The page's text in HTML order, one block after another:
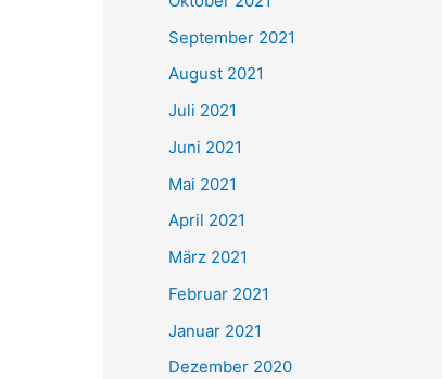
n
h
:
September 2021
August 2021
Juli 2021
Juni 2021
Mai 2021
April 2021
März 2021
Februar 2021
Januar 2021
Dezember 2020